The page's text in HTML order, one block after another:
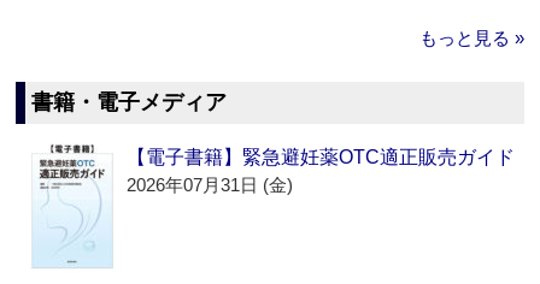
もっと見る »
書籍・電子メディア
【電子書籍】緊急避妊薬OTC適正販売ガイド
2026年07月31日 (金)